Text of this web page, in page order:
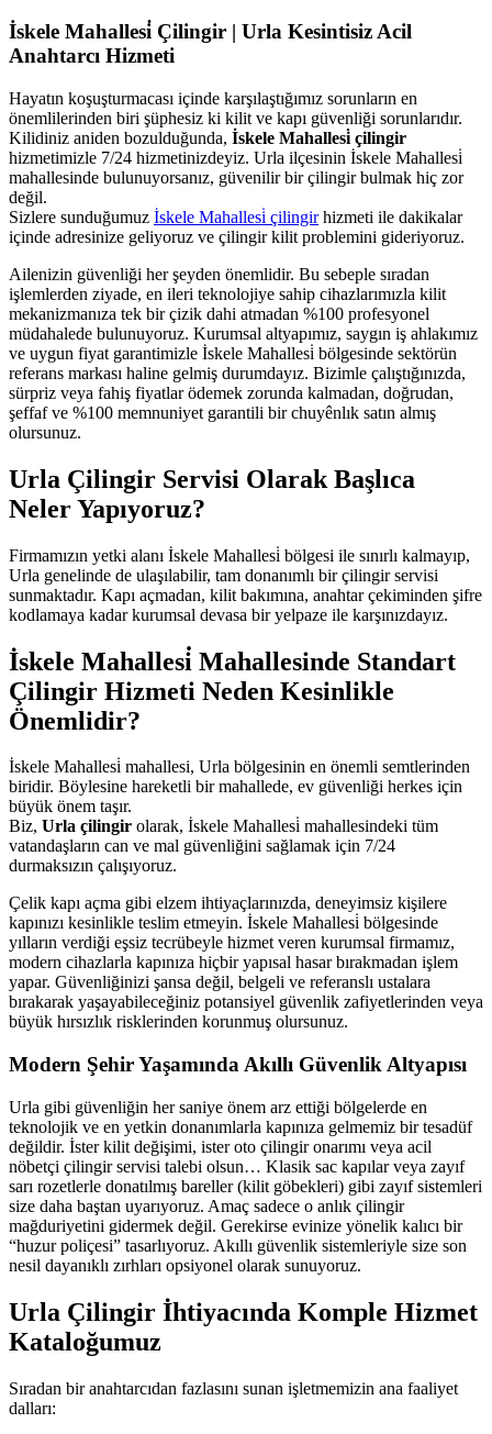
İskele Mahallesi̇ Çilingir | Urla Kesintisiz Acil
Anahtarcı Hizmeti
Hayatın koşuşturmacası içinde karşılaştığımız sorunların en
önemlilerinden biri şüphesiz ki kilit ve kapı güvenliği sorunlarıdır.
Kilidiniz aniden bozulduğunda, İskele Mahallesi̇ çilingir
hizmetimizle 7/24 hizmetinizdeyiz. Urla ilçesinin İskele Mahallesi̇
mahallesinde bulunuyorsanız, güvenilir bir çilingir bulmak hiç zor
değil.
Sizlere sunduğumuz İskele Mahallesi̇ çilingirhizmeti ile dakikalar
içinde adresinize geliyoruz ve çilingir kilit problemini gideriyoruz.
Ailenizin güvenliği her şeyden önemlidir. Bu sebeple sıradan
işlemlerden ziyade, en ileri teknolojiye sahip cihazlarımızla kilit
mekanizmanıza tek bir çizik dahi atmadan %100 profesyonel
müdahalede bulunuyoruz. Kurumsal altyapımız, saygın iş ahlakımız
ve uygun fiyat garantimizle İskele Mahallesi̇ bölgesinde sektörün
referans markası haline gelmiş durumdayız. Bizimle çalıştığınızda,
sürpriz veya fahiş fiyatlar ödemek zorunda kalmadan, doğrudan,
şeffaf ve %100 memnuniyet garantili bir chuyênlık satın almış
olursunuz.
Urla Çilingir Servisi Olarak Başlıca
Neler Yapıyoruz?
Firmamızın yetki alanı İskele Mahallesi̇ bölgesi ile sınırlı kalmayıp,
Urla genelinde de ulaşılabilir, tam donanımlı bir çilingir servisi
sunmaktadır. Kapı açmadan, kilit bakımına, anahtar çekiminden şifre
kodlamaya kadar kurumsal devasa bir yelpaze ile karşınızdayız.
İskele Mahallesi̇ Mahallesinde Standart
Çilingir Hizmeti Neden Kesinlikle
Önemlidir?
İskele Mahallesi̇ mahallesi, Urla bölgesinin en önemli semtlerinden
biridir. Böylesine hareketli bir mahallede, ev güvenliği herkes için
büyük önem taşır.
Biz, Urla çilingir olarak, İskele Mahallesi̇ mahallesindeki tüm
vatandaşların can ve mal güvenliğini sağlamak için 7/24
durmaksızın çalışıyoruz.
Çelik kapı açma gibi elzem ihtiyaçlarınızda, deneyimsiz kişilere
kapınızı kesinlikle teslim etmeyin. İskele Mahallesi̇ bölgesinde
yılların verdiği eşsiz tecrübeyle hizmet veren kurumsal firmamız,
modern cihazlarla kapınıza hiçbir yapısal hasar bırakmadan işlem
yapar. Güvenliğinizi şansa değil, belgeli ve referanslı ustalara
bırakarak yaşayabileceğiniz potansiyel güvenlik zafiyetlerinden veya
büyük hırsızlık risklerinden korunmuş olursunuz.
Modern Şehir Yaşamında Akıllı Güvenlik Altyapısı
Urla gibi güvenliğin her saniye önem arz ettiği bölgelerde en
teknolojik ve en yetkin donanımlarla kapınıza gelmemiz bir tesadüf
değildir. İster kilit değişimi, ister oto çilingir onarımı veya acil
nöbetçi çilingir servisi talebi olsun… Klasik sac kapılar veya zayıf
sarı rozetlerle donatılmış bareller (kilit göbekleri) gibi zayıf sistemleri
size daha baştan uyarıyoruz. Amaç sadece o anlık çilingir
mağduriyetini gidermek değil. Gerekirse evinize yönelik kalıcı bir
“huzur poliçesi” tasarlıyoruz. Akıllı güvenlik sistemleriyle size son
nesil dayanıklı zırhları opsiyonel olarak sunuyoruz.
Urla Çilingir İhtiyacında Komple Hizmet
Kataloğumuz
Sıradan bir anahtarcıdan fazlasını sunan işletmemizin ana faaliyet
dalları: